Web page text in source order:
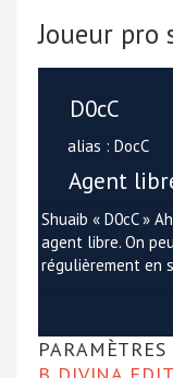
Joueur pro
D0cC
alias : DocC
Agent
Shuaib « D0cC »
agent libre. On
régulièrement en